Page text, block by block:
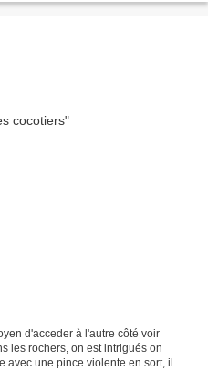
d'acceder à l'autre côté voir
les rochers, on est intrigués on
avec une pince violente en sort, il